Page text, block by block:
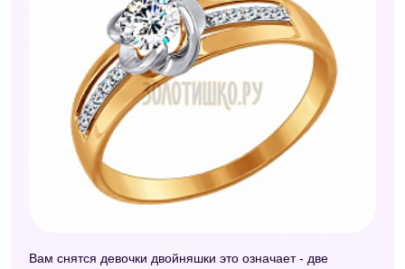
Вам снятся девочки двойняшки это означает - две